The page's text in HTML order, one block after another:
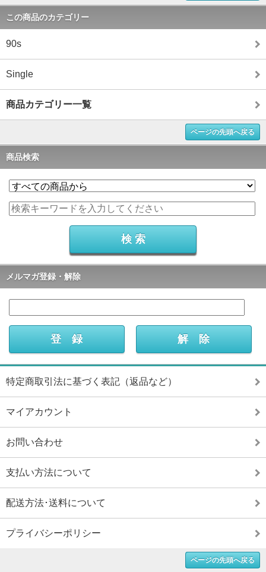
この商品のカテゴリー
90s
Single
商品カテゴリー一覧
ページの先頭へ戻る
商品検索
メルマガ登録・解除
特定商取引法に基づく表記（返品など）
マイアカウント
お問い合わせ
支払い方法について
配送方法･送料について
プライバシーポリシー
ページの先頭へ戻る